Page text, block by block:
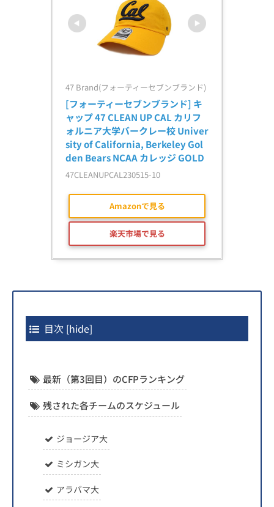
47 Brand(フォーティーセブンブランド)
[フォーティーセブンブランド] キ
ャップ 47 CLEAN UP CAL カリフ
ォルニア大学バークレー校 Univer
sity of California, Berkeley Gol
den Bears NCAA カレッジ GOLD
47CLEANUPCAL230515-10
Amazonで見る
楽天市場で見る
目次 [hide]
最新（第3回目）のCFPランキング
残された各チームのスケジュール
ジョージア大
ミシガン大
アラバマ大